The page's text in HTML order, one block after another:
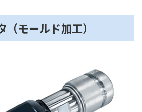
モールド加工）